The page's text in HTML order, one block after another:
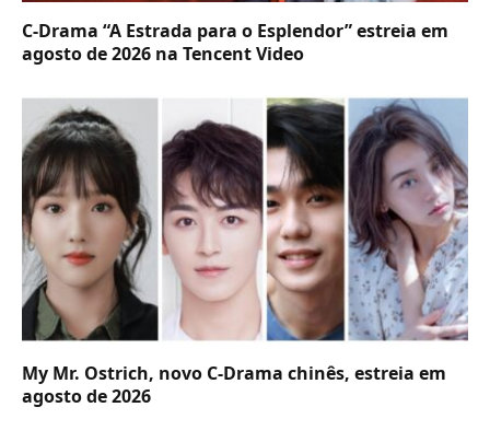
C-Drama “A Estrada para o Esplendor” estreia em
agosto de 2026 na Tencent Video
My Mr. Ostrich, novo C-Drama chinês, estreia em
agosto de 2026